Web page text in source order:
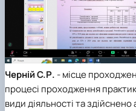
Черній С.Р. - місце
процесі проходження
види діяльності та